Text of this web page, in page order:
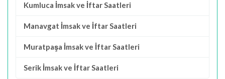
Kumluca İmsak ve İftar Saatleri
Manavgat İmsak ve İftar Saatleri
Muratpaşa İmsak ve İftar Saatleri
Serik İmsak ve İftar Saatleri